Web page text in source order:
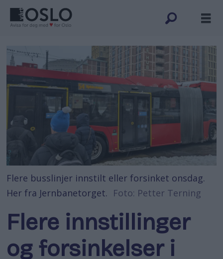
Flere busslinjer innstilt eller forsinket onsdag.
Her fra Jernbanetorget. Foto: Petter Terning
Flere innstillinger
og forsinkelser i